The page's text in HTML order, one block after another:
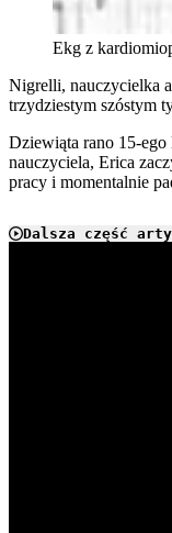
Ekg z
Nigrelli, nauczycielka
trzydziestym szóstym
Dziewiąta rano 15-
nauczyciela, Erica
pracy i momentalnie
Dalsza część